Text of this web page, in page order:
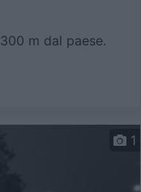
m dal paese.
1